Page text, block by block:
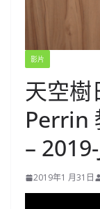
影片
天空樹
Perrin
–
2019年1 月31日